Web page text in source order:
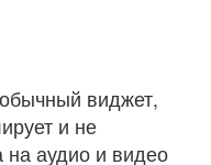
виджет,
и не
на аудио и видео